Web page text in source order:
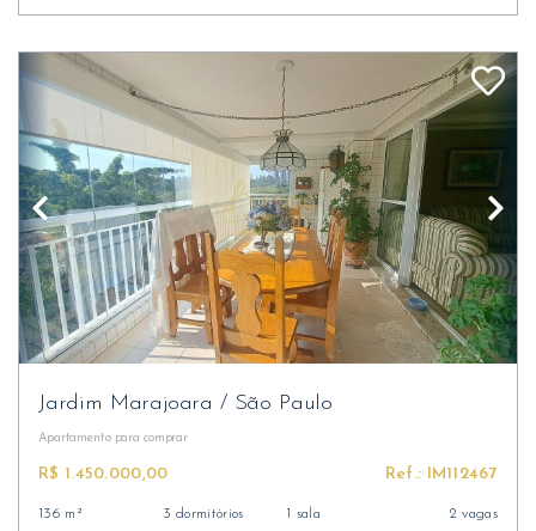
Jardim Marajoara / São Paulo
Apartamento para comprar
R$ 1.450.000,00 Ref.: IM112467
136 m² 3 dormitórios 1 sala 2 vagas